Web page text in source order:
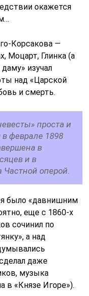
окажется
Корсакова —
Моцарт, Глинка (а
изучал
над «Царской
и смерть.
проста и
в феврале 1898
в
и в
оперой.
было «давнишним
еще с 1860-х
сочинил по
а над
даже
музыка
в «Князе Игоре»).